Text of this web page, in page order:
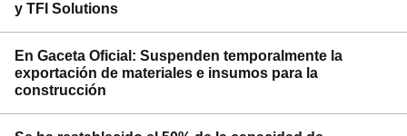
y TFI Solutions
En Gaceta Oficial: Suspenden temporalmente la
exportación de materiales e insumos para la
construcción